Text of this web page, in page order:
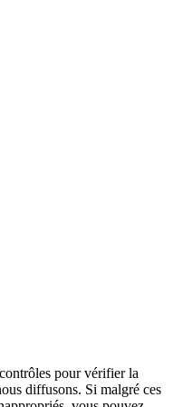
pour vérifier la
diffusons. Si malgré ces